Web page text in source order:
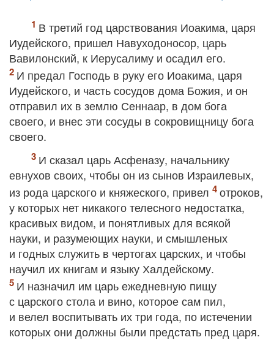
В третий год царствования Иоакима, царя
Иудейского, пришел Навуходоносор, царь
Вавилонский, к Иерусалиму и осадил его.
И предал Господь в руку его Иоакима, царя
Иудейского, и часть сосудов дома Божия, и он
отправил их в землю Сеннаар, в дом бога
своего, и внес эти сосуды в сокровищницу бога
своего.
И сказал царь Асфеназу, начальнику
евнухов своих, чтобы он из сынов Израилевых,
из рода царского и княжеского, привел
отроков,
у которых нет никакого телесного недостатка,
красивых видом, и понятливых для всякой
науки, и разумеющих науки, и смышленых
и годных служить в чертогах царских, и чтобы
научил их книгам и языку Халдейскому.
И назначил им царь ежедневную пищу
с царского стола и вино, которое сам пил,
и велел воспитывать их три года, по истечении
которых они должны были предстать пред царя.